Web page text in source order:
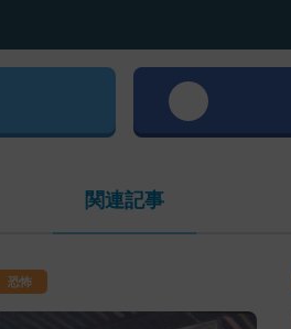
関連記事
恐怖